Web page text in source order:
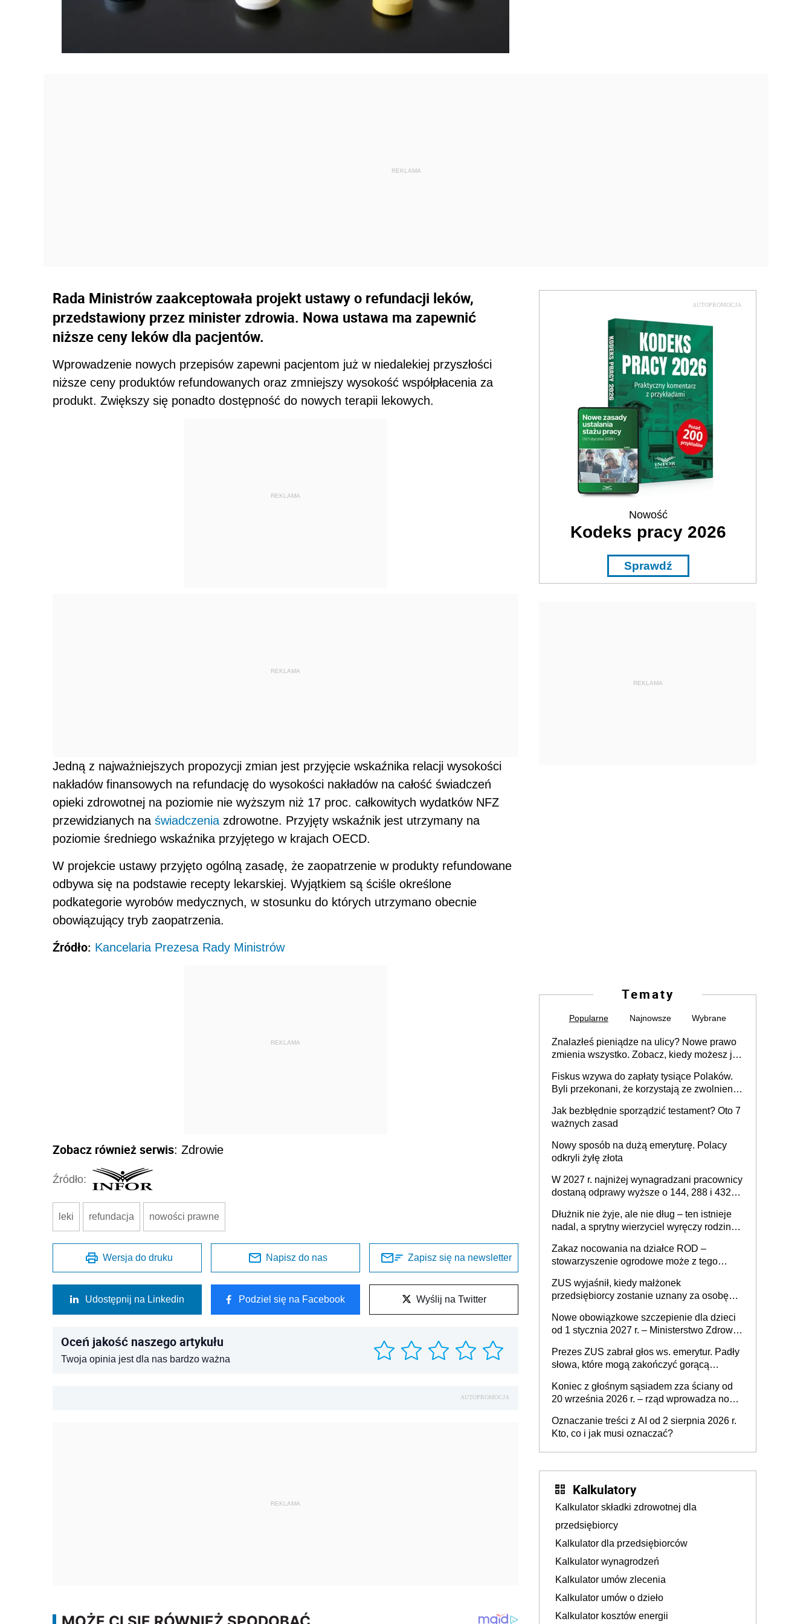
Rada Ministrów zaakceptowała projekt ustawy o refundacji leków,
przedstawiony przez minister zdrowia. Nowa ustawa ma zapewnić
niższe ceny leków dla pacjentów.
Wprowadzenie nowych przepisów zapewni pacjentom już w niedalekiej przyszłości
niższe ceny produktów refundowanych oraz zmniejszy wysokość współpłacenia za
produkt. Zwiększy się ponadto dostępność do nowych terapii lekowych.
REKLAMA
REKLAMA
Jedną z najważniejszych propozycji zmian jest przyjęcie wskaźnika relacji wysokości
nakładów finansowych na refundację do wysokości nakładów na całość świadczeń
opieki zdrowotnej na poziomie nie wyższym niż 17 proc. całkowitych wydatków NFZ
przewidzianych na świadczenia zdrowotne. Przyjęty wskaźnik jest utrzymany na
poziomie średniego wskaźnika przyjętego w krajach OECD.
W projekcie ustawy przyjęto ogólną zasadę, że zaopatrzenie w produkty refundowane
odbywa się na podstawie recepty lekarskiej. Wyjątkiem są ściśle określone
podkategorie wyrobów medycznych, w stosunku do których utrzymano obecnie
obowiązujący tryb zaopatrzenia.
Źródło: Kancelaria Prezesa Rady Ministrów
REKLAMA
Zobacz również serwis: Zdrowie
Źródło:
leki refundacja nowości prawne
Wersja do druku Napisz do nas Zapisz się na newsletter
Udostępnij na Linkedin Podziel się na Facebook Wyślij na Twitter
Oceń jakość naszego artykułu
Twoja opinia jest dla nas bardzo ważna
AUTOPROMOCJA
REKLAMA
AUTOPROMOCJA
Nowość
Kodeks pracy 2026
Sprawdź
REKLAMA
Tematy
Popularne Najnowsze Wybrane
Znalazłeś pieniądze na ulicy? Nowe prawo
zmienia wszystko. Zobacz, kiedy możesz je
Fiskus wzywa do zapłaty tysiące Polaków.
Byli przekonani, że korzystają ze zwolnienia
Jak bezbłędnie sporządzić testament? Oto 7
ważnych zasad
Nowy sposób na dużą emeryturę. Polacy
odkryli żyłę złota
W 2027 r. najniżej wynagradzani pracownicy
dostaną odprawy wyższe o 144, 288 i 432
Dłużnik nie żyje, ale nie dług – ten istnieje
nadal, a sprytny wierzyciel wyręczy rodzinę
Zakaz nocowania na działce ROD –
stowarzyszenie ogrodowe może z tego
działki (wypowiedzieć dzierżawę)?
ZUS wyjaśnił, kiedy małżonek
przedsiębiorcy zostanie uznany za osobę
Nowe obowiązkowe szczepienie dla dzieci
od 1 stycznia 2027 r. – Ministerstwo Zdrowia
2027 r.
Prezes ZUS zabrał głos ws. emerytur. Padły
słowa, które mogą zakończyć gorącą
Koniec z głośnym sąsiadem zza ściany od
20 września 2026 r. – rząd wprowadza nowe
mieszkańców
Oznaczanie treści z AI od 2 sierpnia 2026 r.
Kto, co i jak musi oznaczać?
Kalkulatory
Kalkulator składki zdrowotnej dla
przedsiębiorcy
Kalkulator dla przedsiębiorców
Kalkulator wynagrodzeń
Kalkulator umów zlecenia
Kalkulator umów o dzieło
Kalkulator kosztów energii